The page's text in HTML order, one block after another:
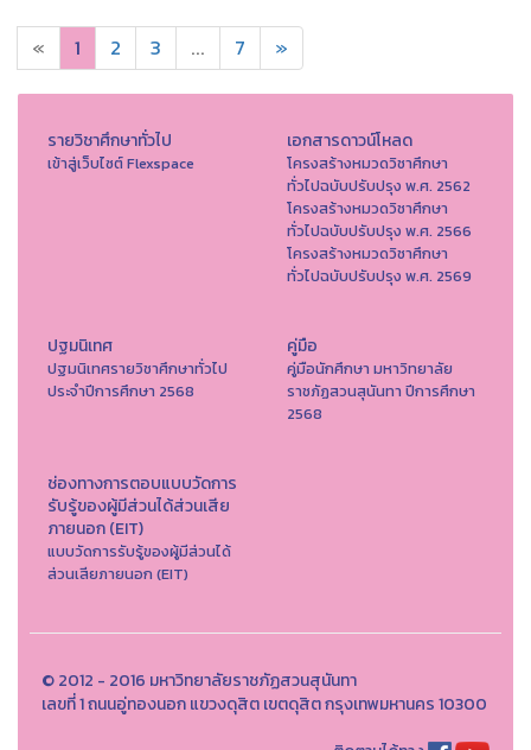
« 1 2 3 ... 7 »
รายวิชาศึกษาทั่วไป
เข้าสู่เว็บไซต์ Flexspace
เอกสารดาวน์โหลด
โครงสร้างหมวดวิชาศึกษา
ทั่วไปฉบับปรับปรุง พ.ศ. 2562
โครงสร้างหมวดวิชาศึกษา
ทั่วไปฉบับปรับปรุง พ.ศ. 2566
โครงสร้างหมวดวิชาศึกษา
ทั่วไปฉบับปรับปรุง พ.ศ. 2569
ปฐมนิเทศ
ปฐมนิเทศรายวิชาศึกษาทั่วไป
ประจำปีการศึกษา 2568
คู่มือ
คู่มือนักศึกษา มหาวิทยาลัย
ราชภัฏสวนสุนันทา ปีการศึกษา
2568
ช่องทางการตอบแบบวัดการ
รับรู้ของผู้มีส่วนได้ส่วนเสีย
ภายนอก (EIT)
แบบวัดการรับรู้ของผู้มีส่วนได้
ส่วนเสียภายนอก (EIT)
© 2012 - 2016 มหาวิทยาลัยราชภัฏสวนสุนันทา
เลขที่ 1 ถนนอู่ทองนอก แขวงดุสิต เขตดุสิต กรุงเทพมหานคร 10300